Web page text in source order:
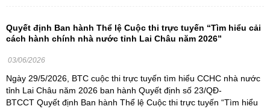
Quyết định Ban hành Thể lệ Cuộc thi trực tuyến “Tìm hiểu cải
cách hành chính nhà nước tỉnh Lai Châu năm 2026”
03/06/2026
Ngày 29/5/2026, BTC cuộc thi trực tuyến tìm hiểu CCHC nhà nước
tỉnh Lai Châu năm 2026 ban hành Quyết định số 23/QĐ-
BTCCT Quyết định Ban hành Thể lệ Cuộc thi trực tuyến “Tìm hiểu